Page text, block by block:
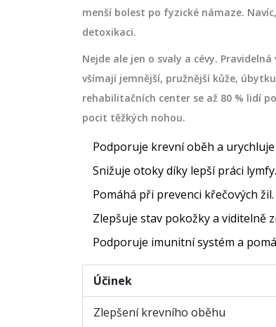
menší bolest po fyzické námaze.
detoxikaci.
Nejde ale jen o svaly a cévy. Pravidelná
všímají jemnější, pružnější kůže,
rehabilitačních center se až 80 % lidí
pocit těžkých nohou.
Podporuje krevní oběh a
Snižuje otoky díky lepší práci lymfy.
Pomáhá při prevenci křečových žil.
Zlepšuje stav pokožky a viditelně
Podporuje imunitní systém a
Účinek
Zlepšení krevního oběhu